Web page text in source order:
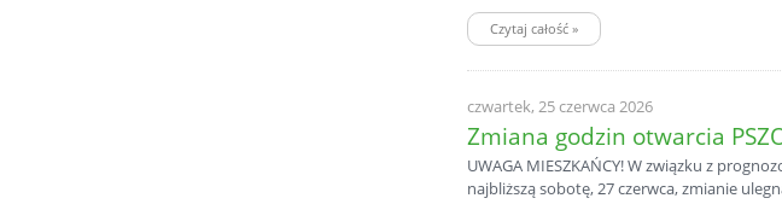
Czytaj całość »
czwartek, 25 czerwca 2026
Zmiana godzin otwarcia
UWAGA MIESZKAŃCY! W związku z
najbliższą sobotę, 27 czerwca, zmianie